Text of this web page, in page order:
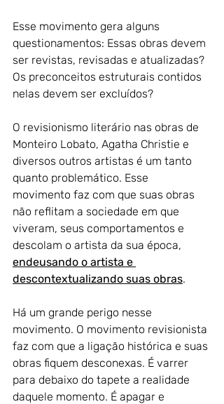
Esse movimento gera alguns
questionamentos: Essas obras devem
ser revistas, revisadas e atualizadas?
Os preconceitos estruturais contidos
nelas devem ser excluídos?
O revisionismo literário nas obras de
Monteiro Lobato, Agatha Christie e
diversos outros artistas é um tanto
quanto problemático. Esse
movimento faz com que suas obras
não reflitam a sociedade em que
viveram, seus comportamentos e
descolam o artista da sua época,
endeusando o artista e
descontextualizando suas obras.
Há um grande perigo nesse
movimento. O movimento revisionista
faz com que a ligação histórica e suas
obras fiquem desconexas. É varrer
para debaixo do tapete a realidade
daquele momento. É apagar e